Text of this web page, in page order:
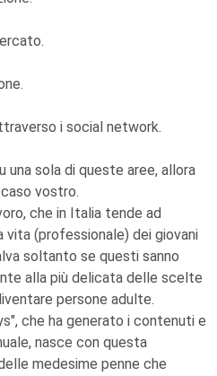
i social network.
una sola di queste aree, allora
vostro.
che in Italia tende ad
vita (professionale) dei giovani
soltanto se questi sanno
alla più delicata delle scelte
persone adulte.
che ha generato i contenuti e
nasce con questa
medesime penne che